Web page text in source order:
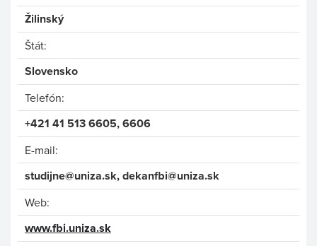
Žilinský
Štát:
Slovensko
Telefón:
+421 41 513 6605, 6606
E-mail:
studijne@uniza.sk, dekanfbi@uniza.sk
Web:
www.fbi.uniza.sk